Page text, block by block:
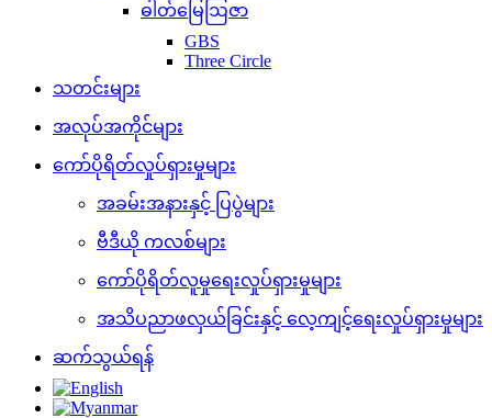
ဓါတ်မြေဩဇာ
GBS
Three Circle
သတင်းများ
အလုပ်အကိုင်များ
ကော်ပိုရိတ်လှုပ်ရှားမှုများ
အခမ်းအနားနှင့် ပြပွဲများ
ဗီဒီယို ကလစ်များ
ကော်ပိုရိတ်လူမှုရေးလှုပ်ရှားမှုများ
အသိပညာဖလှယ်ခြင်းနှင့် လေ့ကျင့်ရေးလှုပ်ရှားမှုများ
ဆက်သွယ်ရန်